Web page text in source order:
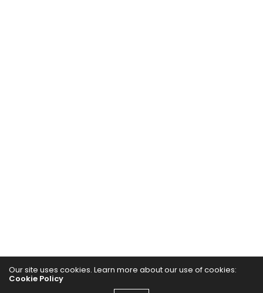
Our site uses cookies. Learn more about our use of cookies:
Cookie Policy